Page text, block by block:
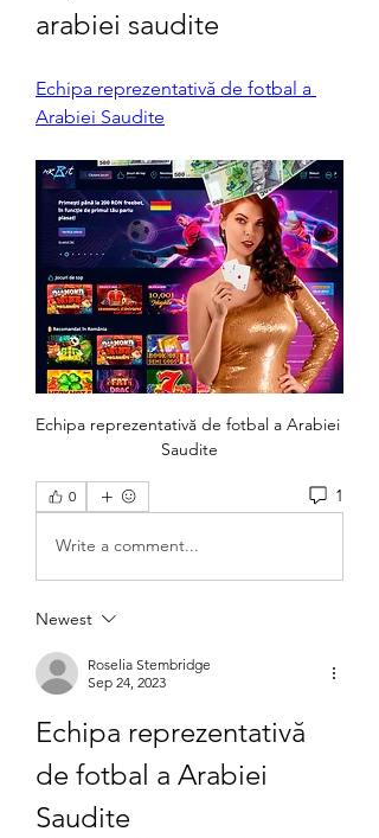
arabiei saudite
Echipa reprezentativă de fotbal a
Arabiei Saudite
Echipa reprezentativă de fotbal a Arabiei
Saudite
0 1
Write a comment...
Newest
Roselia Stembridge
Sep 24, 2023
Echipa reprezentativă
de fotbal a Arabiei
Saudite